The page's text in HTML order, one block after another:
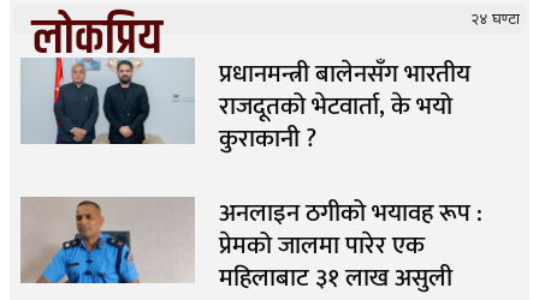
लोकप्रिय २४ घण्टा
प्रधानमन्त्री बालेनसँग भारतीय
राजदूतको भेटवार्ता, के भयो
कुराकानी ?
अनलाइन ठगीको भयावह रूप :
प्रेमको जालमा पारेर एक
महिलाबाट ३१ लाख असुली